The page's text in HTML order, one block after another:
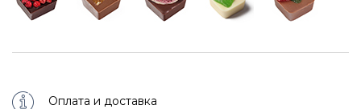
Оплата и доставка